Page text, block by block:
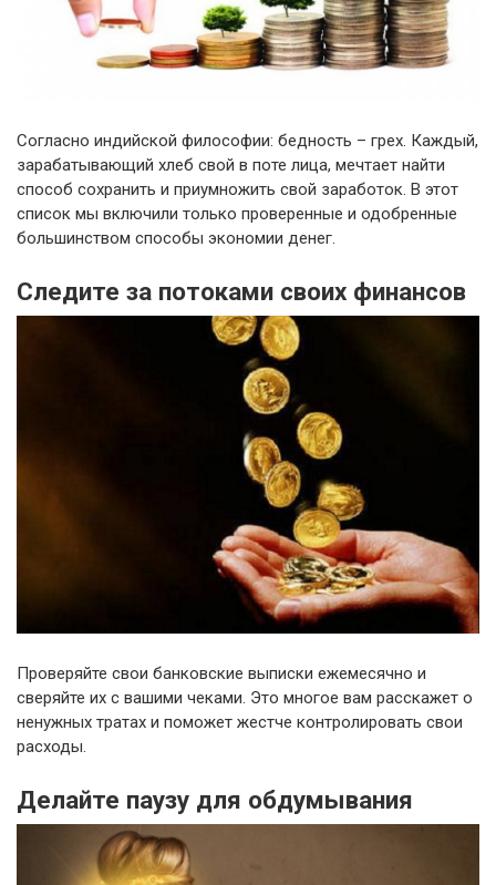
Согласно индийской философии: бедность – грех. Каждый,
зарабатывающий хлеб свой в поте лица, мечтает найти
способ сохранить и приумножить свой заработок. В этот
список мы включили только проверенные и одобренные
большинством способы экономии денег.
Следите за потоками своих финансов
Проверяйте свои банковские выписки ежемесячно и
сверяйте их с вашими чеками. Это многое вам расскажет о
ненужных тратах и поможет жестче контролировать свои
расходы.
Делайте паузу для обдумывания